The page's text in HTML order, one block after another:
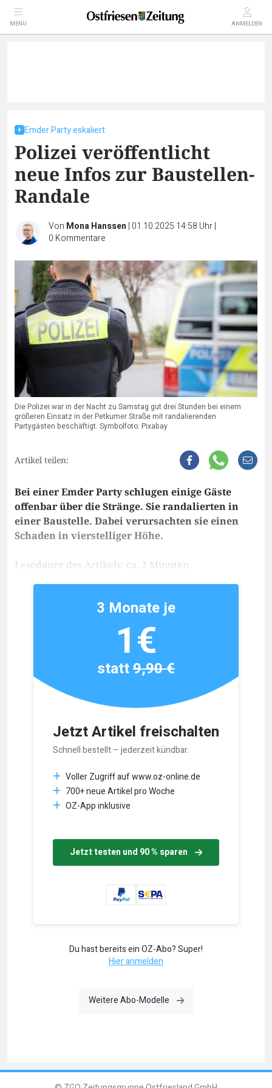
MENÜ ANMELDEN
Emder Party eskaliert
Polizei veröffentlicht
neue Infos zur Baustellen-
Randale
Von Mona Hanssen | 01.10.2025 14:58 Uhr|
0 Kommentare
Die Polizei war in der Nacht zu Samstag gut drei Stunden bei einem
größeren Einsatz in der Petkumer Straße mit randalierenden
Partygästen beschäftigt. Symbolfoto: Pixabay
Artikel teilen:
Bei einer Emder Party schlugen einige Gäste
offenbar über die Stränge. Sie randalierten in
einer Baustelle. Dabei verursachten sie einen
Schaden in vierstelliger Höhe.
Lesedauer des Artikels: ca. 2 Minuten
Jetzt Artikel freischalten
Schnell bestellt – jederzeit kündbar.
Voller Zugriff auf www.oz-online.de
700+ neue Artikel pro Woche
OZ-App inklusive
Jetzt testen und 90 % sparen
3 Monate je
1€
statt9,90 €
Du hast bereits ein OZ-Abo? Super!
Hier anmelden
Weitere Abo-Modelle